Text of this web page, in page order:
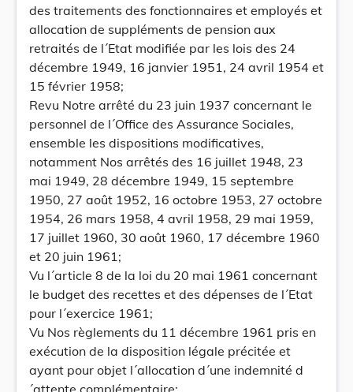
des traitements des fonctionnaires et employés et
allocation de suppléments de pension aux
retraités de l´Etat modifiée par les lois des 24
décembre 1949, 16 janvier 1951, 24 avril 1954 et
15 février 1958;
Revu Notre arrêté du 23 juin 1937 concernant le
personnel de l´Office des Assurance Sociales,
ensemble les dispositions modificatives,
notamment Nos arrêtés des 16 juillet 1948, 23
mai 1949, 28 décembre 1949, 15 septembre
1950, 27 août 1952, 16 octobre 1953, 27 octobre
1954, 26 mars 1958, 4 avril 1958, 29 mai 1959,
17 juillet 1960, 30 août 1960, 17 décembre 1960
et 20 juin 1961;
Vu l´article 8 de la loi du 20 mai 1961 concernant
le budget des recettes et des dépenses de l´Etat
pour l´exercice 1961;
Vu Nos règlements du 11 décembre 1961 pris en
exécution de la disposition légale précitée et
ayant pour objet l´allocation d´une indemnité d
´attente complémentaire: